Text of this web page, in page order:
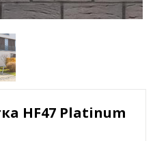
HF47 Platinum